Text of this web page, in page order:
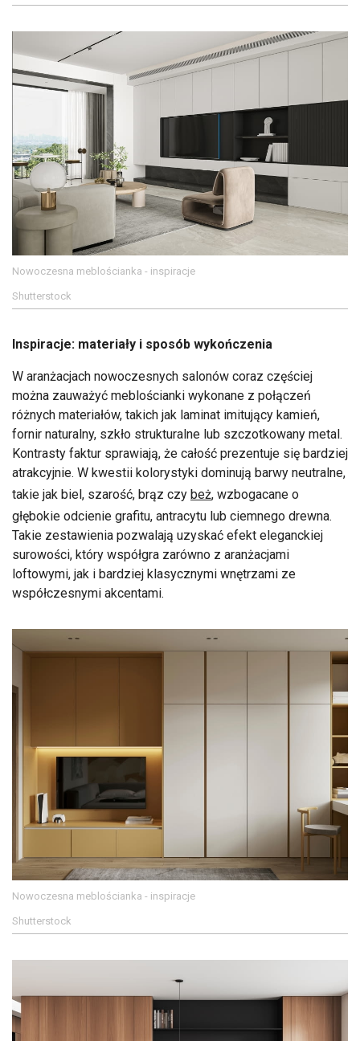
Nowoczesna meblościanka - inspiracje
Shutterstock
Inspiracje: materiały i sposób wykończenia
W aranżacjach nowoczesnych salonów coraz częściej
można zauważyć meblościanki wykonane z połączeń
różnych materiałów, takich jak laminat imitujący kamień,
fornir naturalny, szkło strukturalne lub szczotkowany metal.
Kontrasty faktur sprawiają, że całość prezentuje się bardziej
atrakcyjnie. W kwestii kolorystyki dominują barwy neutralne,
takie jak biel, szarość, brąz czy beż, wzbogacane o
głębokie odcienie grafitu, antracytu lub ciemnego drewna.
Takie zestawienia pozwalają uzyskać efekt eleganckiej
surowości, który współgra zarówno z aranżacjami
loftowymi, jak i bardziej klasycznymi wnętrzami ze
współczesnymi akcentami.
Nowoczesna meblościanka - inspiracje
Shutterstock